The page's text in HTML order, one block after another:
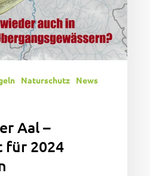
Naturschutz
News
Aal –
für 2024